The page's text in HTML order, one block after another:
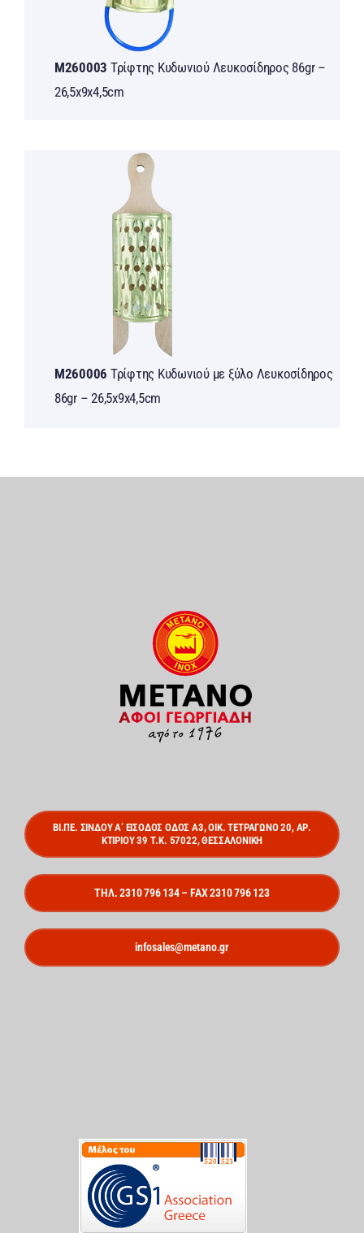
M260003 Τρίφτης Kυδωνιού Λευκοσίδηρος 86gr –
26,5x9x4,5cm
M260006 Τρίφτης Kυδωνιού με ξύλο Λευκοσίδηρος
86gr – 26,5x9x4,5cm
ΒΙ.ΠΕ. ΣΙΝΔΟΥ Α’ ΕΙΣΟΔΟΣ ΟΔΟΣ Α3, ΟΙΚ. ΤΕΤΡΑΓΩΝΟ 20, ΑΡ.
ΚΤΙΡΙΟΥ 39 Τ.Κ. 57022, ΘΕΣΣΑΛΟΝΙΚΗ
ΤΗΛ. 2310 796 134 – FAX 2310 796 123
infosales@metano.gr